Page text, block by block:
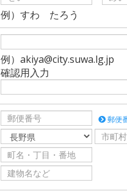
例）すわ たろう
例）akiya@city.suwa.lg.jp
確認用入力
郵便